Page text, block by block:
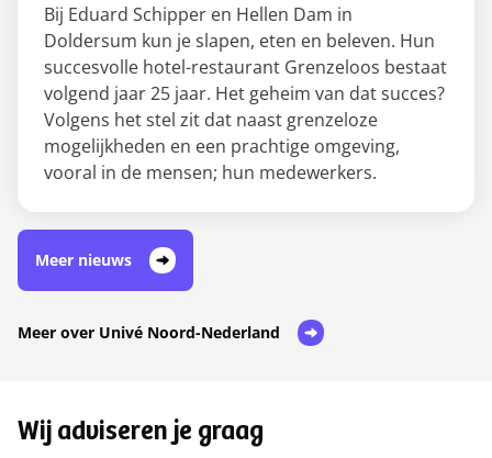
Bij Eduard Schipper en Hellen Dam in
Doldersum kun je slapen, eten en beleven. Hun
succesvolle hotel-restaurant Grenzeloos bestaat
volgend jaar 25 jaar. Het geheim van dat succes?
Volgens het stel zit dat naast grenzeloze
mogelijkheden en een prachtige omgeving,
vooral in de mensen; hun medewerkers.
Meer nieuws
Meer over Univé Noord-Nederland
Wij adviseren je graag